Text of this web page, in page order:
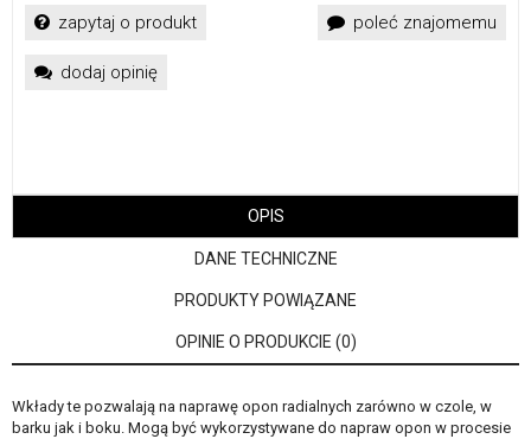
zapytaj o produkt poleć znajomemu
dodaj opinię
OPIS
DANE TECHNICZNE
PRODUKTY POWIĄZANE
OPINIE O PRODUKCIE (0)
Wkłady te pozwalają na naprawę opon radialnych zarówno w czole, w
barku jak i boku. Mogą być wykorzystywane do napraw opon w procesie